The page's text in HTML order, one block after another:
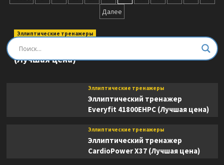
DAP
HD021-
цена)
Далее
Эллиптические тренажеры
Эллиптический тренажер DFC E8745T
(Лучшая цена)
Эллиптические тренажеры
Эллиптический тренажер
Everyfit 41800EHPC (Лучшая цена)
Эллиптические тренажеры
Эллиптический тренажер
CardioPower X37 (Лучшая цена)